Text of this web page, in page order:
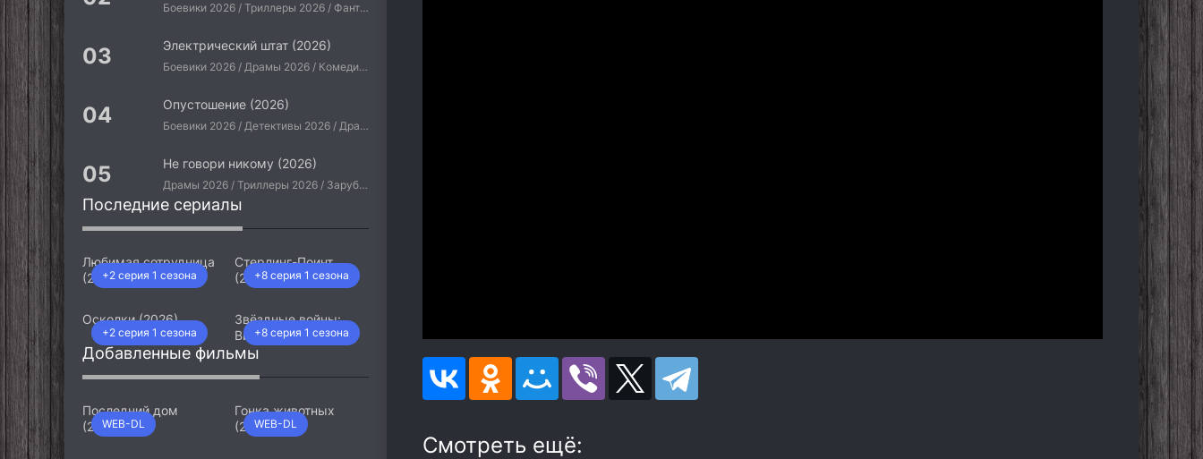
Смотреть ещё:
Боевики 2026 / Триллеры 2026 / Фантастические 2026 / Зарубежные фильмы 2026 / Американские фильмы / Фильмы 2026
Электрический штат (2026)
Боевики 2026 / Драмы 2026 / Комедии 2026 / Приключения 2026 / Фантастические 2026 / Зарубежные фильмы 2026 / Американские фильмы / Фильмы 2026
Опустошение (2026)
Боевики 2026 / Детективы 2026 / Драмы 2026 / Криминальные фильмы 2026 / Триллеры 2026 / Зарубежные фильмы 2026 / Американские фильмы / Фильмы 2026
Не говори никому (2026)
Драмы 2026 / Триллеры 2026 / Зарубежные фильмы 2026 / Американские фильмы / Фильмы 2026
Последние сериалы
+2 серия 1 сезона
Любимая сотрудница
(2026)
+8 серия 1 сезона
Стерлинг-Поинт
(2026)
+2 серия 1 сезона
Осколки (2026)
+8 серия 1 сезона
Звёздные войны:
Видения. Девятый
джедай (2026)
Добавленные фильмы
WEB-DL
Последний дом
(2026)
WEB-DL
Гонка животных
(2026)